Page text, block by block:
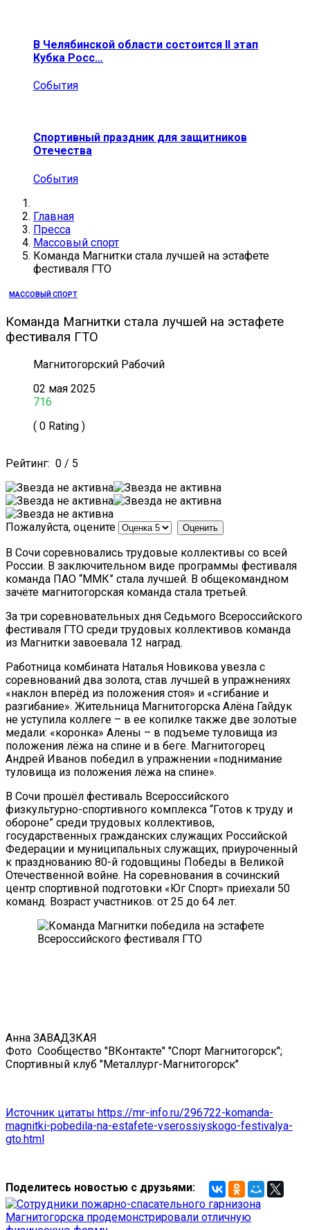
В Челябинской области состоится II этап
Кубка Росс…
События
Спортивный праздник для защитников
Отечества
События
Главная
Пресса
Массовый спорт
Команда Магнитки стала лучшей на эстафете
фестиваля ГТО
МАССОВЫЙ СПОРТ
Команда Магнитки стала лучшей на эстафете
фестиваля ГТО
Магнитогорский Рабочий
02 мая 2025
716
( 0 Rating )
Рейтинг: 0 / 5
Пожалуйста, оцените
В Сочи соревновались трудовые коллективы со всей
России. В заключительном виде программы фестиваля
команда ПАО “ММК” стала лучшей. В общекомандном
зачёте магнитогорская команда стала третьей.
За три соревновательных дня Седьмого Всероссийского
фестиваля ГТО среди трудовых коллективов команда
из Магнитки завоевала 12 наград.
Работница комбината Наталья Новикова увезла с
соревнований два золота, став лучшей в упражнениях
«наклон вперёд из положения стоя» и «сгибание и
разгибание». Жительница Магнитогорска Алёна Гайдук
не уступила коллеге – в ее копилке также две золотые
медали: «коронка» Алены – в подъеме туловища из
положения лёжа на спине и в беге. Магнитогорец
Андрей Иванов победил в упражнении «поднимание
туловища из положения лёжа на спине».
В Сочи прошёл фестиваль Всероссийского
физкультурно-спортивного комплекса “Готов к труду и
обороне” среди трудовых коллективов,
государственных гражданских служащих Российской
Федерации и муниципальных служащих, приуроченный
к празднованию 80-й годовщины Победы в Великой
Отечественной войне. На соревнования в сочинский
центр спортивной подготовки «Юг Спорт» приехали 50
команд. Возраст участников: от 25 до 64 лет.
Анна ЗАВАДЗКАЯ
Фото Сообщество "ВКонтакте" "Спорт Магнитогорск";
Спортивный клуб "Металлург-Магнитогорск"
Источник цитаты https://mr-info.ru/296722-komanda-
magnitki-pobedila-na-estafete-vserossiyskogo-festivalya-
gto.html
Поделитесь новостью с друзьями: